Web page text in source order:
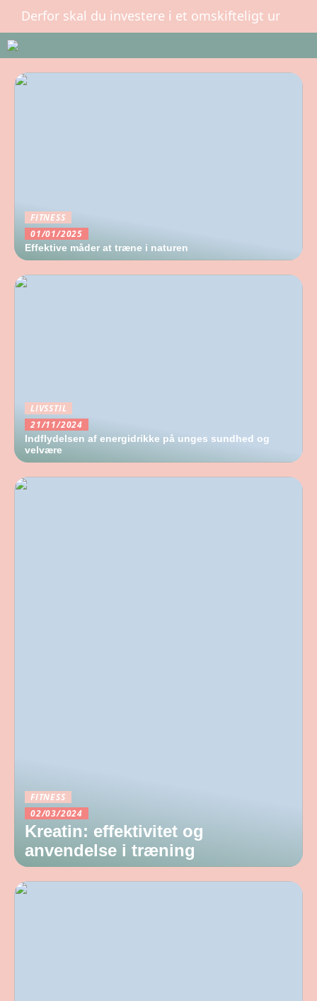
Derfor skal du investere i et omskifteligt ur
FITNESS
01/01/2025
Effektive måder at træne i naturen
LIVSSTIL
21/11/2024
Indflydelsen af energidrikke på unges sundhed og
velvære
FITNESS
02/03/2024
Kreatin: effektivitet og
anvendelse i træning